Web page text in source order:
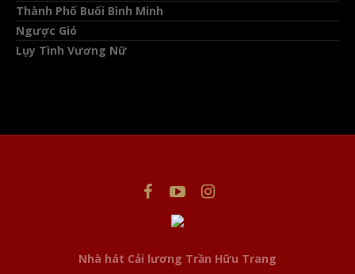
Thành Phố Buổi Bình Minh
Ngược Gió
Lụy Tình Vương Nữ
Nhà hát Cải lương Trần Hữu Trang
assume you're ok with this, but you can opt-out if you wish.